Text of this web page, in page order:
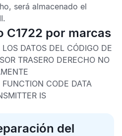
será almacenado el
.
C1722 por marcas
DATOS DEL CÓDIGO DE
TRASERO DERECHO NO
CODE DATA
IS
del